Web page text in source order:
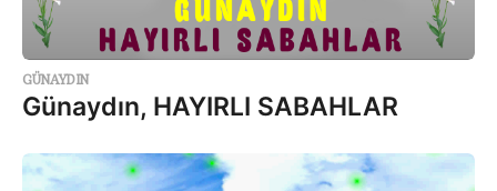
GÜNAYDIN
Günaydın, HAYIRLI SABAHLAR